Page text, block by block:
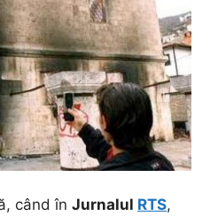
când în Jurnalul RTS,